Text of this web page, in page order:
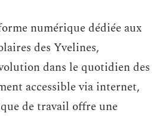
numérique dédiée aux
des Yvelines,
dans le quotidien des
accessible via internet,
de travail offre une